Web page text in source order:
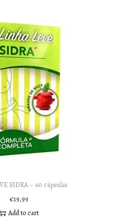
SIDRA – 60 cápsulas
€19,99
Add to cart